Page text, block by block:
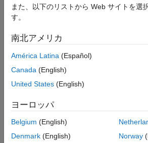
また、以下のリストから Web サイトを選
す。
南北アメリカ
América Latina (Español)
Canada (English)
United States (English)
ヨーロッパ
Belgium (English)
Denmark (English)
Norway
トラストセンター
プライバシ
違法コピー防止
アプリケーション ス